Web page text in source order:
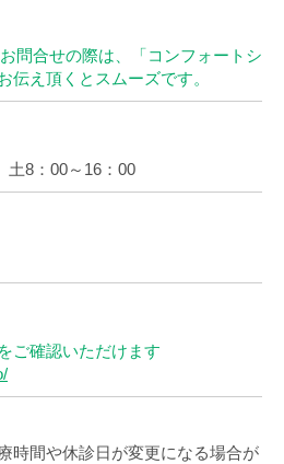
問合せの際は、「コンフォートシ
伝え頂くとスムーズです。
8：00～16：00
ご確認いただけます
時間や休診日が変更になる場合が